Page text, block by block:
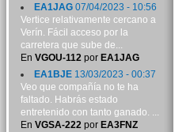
EA1JAG07/04/2023 - 10:56
Vertice relativamente cercano a
Verín. Fácil acceso por la
carretera que sube de...
En VGOU-112por EA1JAG
EA1BJE13/03/2023 - 00:37
Veo que compañía no te ha
faltado. Habrás estado
entretenido con tanto ganado. ...
En VGSA-222por EA3FNZ